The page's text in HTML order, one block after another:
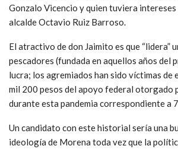
Gonzalo Vicencio y quien tuviera intereses
alcalde Octavio Ruiz Barroso.
El atractivo de don Jaimito es que “lidera”
pescadores (fundada en aquellos años del
lucra; los agremiados han sido víctimas de
mil 200 pesos del apoyo federal otorgado
durante esta pandemia correspondiente a
Un candidato con este historial sería una
ideología de Morena toda vez que la